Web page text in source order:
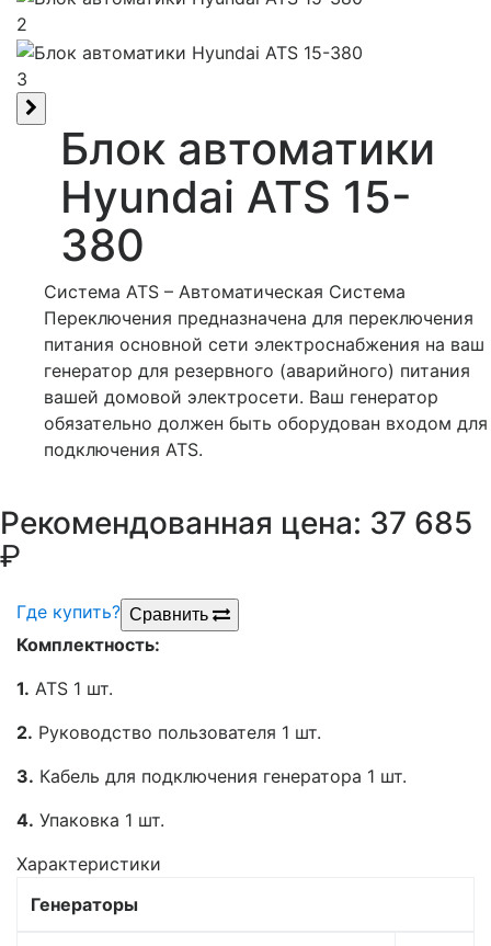
2
3
Блок автоматики
Hyundai ATS 15-
380
Система ATS – Автоматическая Система
Переключения предназначена для переключения
питания основной сети электроснабжения на ваш
генератор для резервного (аварийного) питания
вашей домовой электросети. Ваш генератор
обязательно должен быть оборудован входом для
подключения ATS.
Рекомендованная цена: 37 685
Где купить? Сравнить
Комплектность:
1. ATS 1 шт.
2. Руководство пользователя 1 шт.
3. Кабель для подключения генератора 1 шт.
4. Упаковка 1 шт.
Характеристики
Генераторы